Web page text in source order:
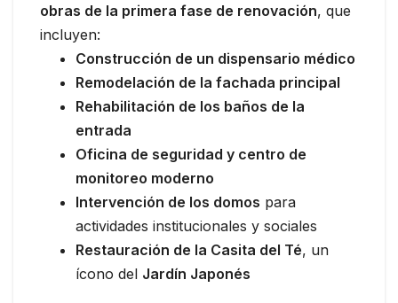
obras de la primera fase de renovación, que
incluyen:
Construcción de un dispensario médico
Remodelación de la fachada principal
Rehabilitación de los baños de la
entrada
Oficina de seguridad y centro de
monitoreo moderno
Intervención de los domos para
actividades institucionales y sociales
Restauración de la Casita del Té, un
ícono del Jardín Japonés